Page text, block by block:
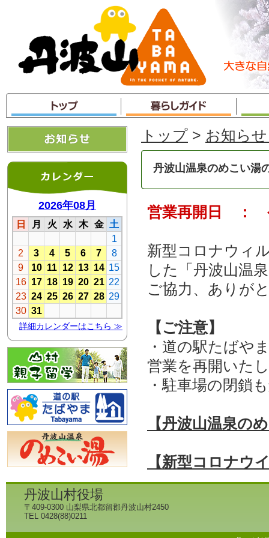
ャ
ン
プ
トップ > お知ら
丹波山温泉のめこい湯
営業再開日 ：
新型コロナウィ
した「丹波山温
ご協力、ありが
【ご注意】
・道の駅たばや
営業を再開いた
・駐車場の閉鎖
【丹波山温泉の
【新型コロナウ
丹波山村役場
〒409-0300 山梨県北都留郡丹波山村2450
TEL 0428(88)0211